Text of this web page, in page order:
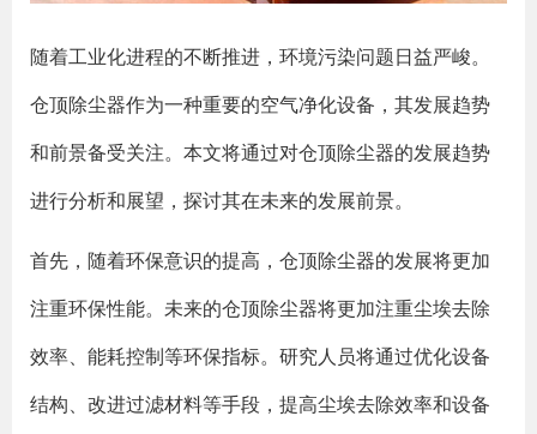
随着工业化进程的不断推进，环境污染问题日益严峻。
仓顶除尘器作为一种重要的空气净化设备，其发展趋势
和前景备受关注。本文将通过对仓顶除尘器的发展趋势
进行分析和展望，探讨其在未来的发展前景。
首先，随着环保意识的提高，仓顶除尘器的发展将更加
注重环保性能。未来的仓顶除尘器将更加注重尘埃去除
效率、能耗控制等环保指标。研究人员将通过优化设备
结构、改进过滤材料等手段，提高尘埃去除效率和设备